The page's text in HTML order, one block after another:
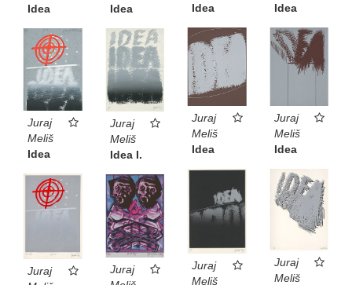
Idea
Idea
Idea
Idea
Juraj
Meliš
Idea
Juraj
Meliš
Idea
Juraj
Meliš
Idea
Juraj
Meliš
Idea I.
Juraj
Meliš
Juraj
Meliš
Juraj
Juraj